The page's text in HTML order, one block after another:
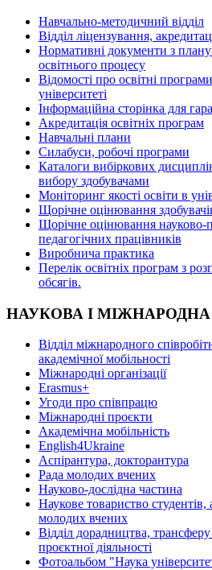
Навчально-методичний відділ
Відділ ліцензування,
Нормативні документи з
освітнього процесу
Відомості про освітні
університеті
Інформаційна сторінка для
Акредитація освітніх програм
Навчальні плани
Силабуси, робочі програми
Каталоги вибіркових
вибору здобувачами
Моніторинг якості освіти в
Щорічне оцінювання
Щорічне оцінювання науково-
педагогічних працівників
Виробнича практика
Перелік освітніх програм з
oбсягів.
НАУКОВА І МІЖНАРОДНА
Відділ міжнародного
академічної мобільності
Міжнародні організації
Erasmus+
Угоди про співпрацю
Міжнародні проєкти
Академічна мобільність
English4Ukraine
Аспірантура, докторантура
Рада молодих вчених
Науково-дослідна частина
Наукове товариство студентів,
молодих вчених
Відділ дорадництва,
проєктної діяльності
Фотоальбом "Наука